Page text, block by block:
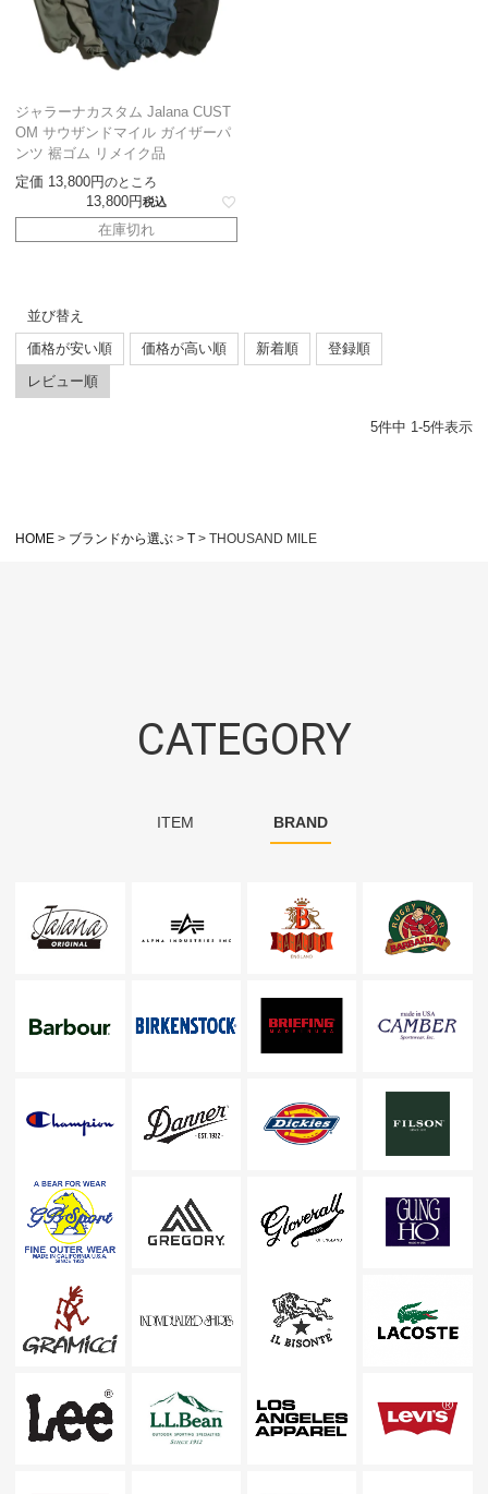
ジャラーナカスタム Jalana CUST
OM サウザンドマイル ガイザーパ
ンツ 裾ゴム リメイク品
定価 13,800 のところ
13,800 税込
在庫切れ
並び替え
価格が安い順
価格が高い順 新着順
登録順
レビュー順
5件中 1-5件表示
HOME ブランドから選ぶ T THOUSAND MILE
CATEGORY
ITEM BRAND